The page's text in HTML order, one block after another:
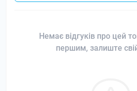
Немає відгуків про цей
першим, залиште